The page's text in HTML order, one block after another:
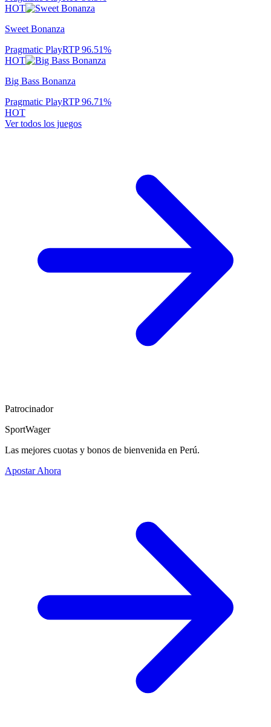
HOT
Sweet Bonanza
Pragmatic PlayRTP96.51%
HOT
Big Bass Bonanza
Pragmatic PlayRTP96.71%
HOT
Ver todos los juegos
Patrocinador
SportWager
Las mejores cuotas y bonos de bienvenida en Perú.
Apostar Ahora